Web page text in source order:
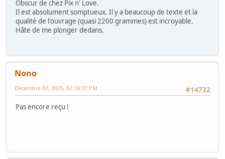
Obscur de chez Pix n' Love.
Il est absolument somptueux. Il y a beaucoup de texte et la
qualité de l'ouvrage (quasi 2200 grammes) est incroyable.
Hâte de me plonger dedans.
Nono
#14732
Décembre 07, 2025, 02:18:37 PM
Pas encore reçu !